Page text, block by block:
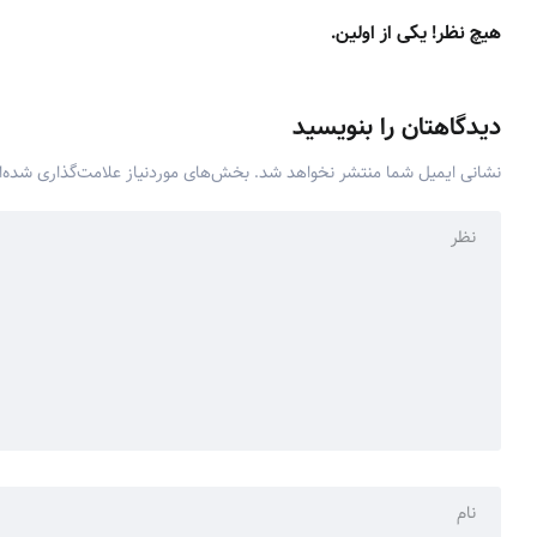
هیچ نظر! یکی از اولین.
دیدگاهتان را بنویسید
نشانی ایمیل شما منتشر نخواهد شد. بخش‌های موردنیاز علامت‌گذاری